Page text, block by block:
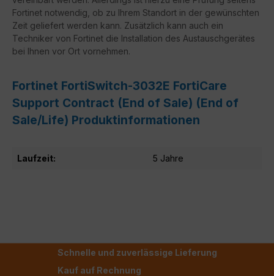
Fortinet notwendig, ob zu Ihrem Standort in der gewünschten
Zeit geliefert werden kann. Zusätzlich kann auch ein
Techniker von Fortinet die Installation des Austauschgerätes
bei Ihnen vor Ort vornehmen.
Fortinet FortiSwitch-3032E FortiCare
Support Contract (End of Sale) (End of
Sale/Life) Produktinformationen
Laufzeit: 5 Jahre
Schnelle und zuverlässige Lieferung
Kauf auf Rechnung